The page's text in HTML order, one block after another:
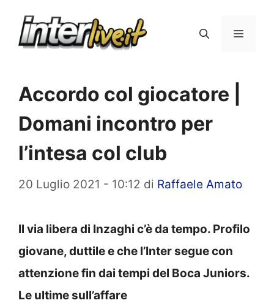
Menu
Accordo col giocatore |
Domani incontro per
l’intesa col club
20 Luglio 2021 - 10:12 di Raffaele Amato
Il via libera di Inzaghi c’è da tempo. Profilo
giovane, duttile e che l’Inter segue con
attenzione fin dai tempi del Boca Juniors.
Le ultime sull’affare